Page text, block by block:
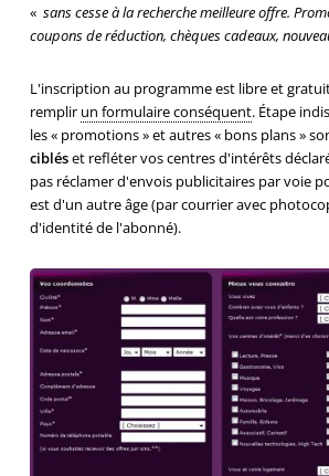
« sans cesse à la recherche meilleure offre.
coupons de réduction, chèques cadeaux,
L'inscription au programme est libre et
remplir un formulaire conséquent. Étape
les « promotions » et autres « bons plans »
cibléset refléter vos centres d'intérêts
pas réclamer d'envois publicitaires par voie
est d'un autre âge (par courrier avec
d'identité de l'abonné).